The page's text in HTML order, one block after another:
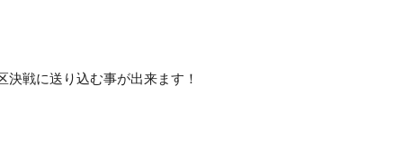
戦に送り込む事が出来ます！